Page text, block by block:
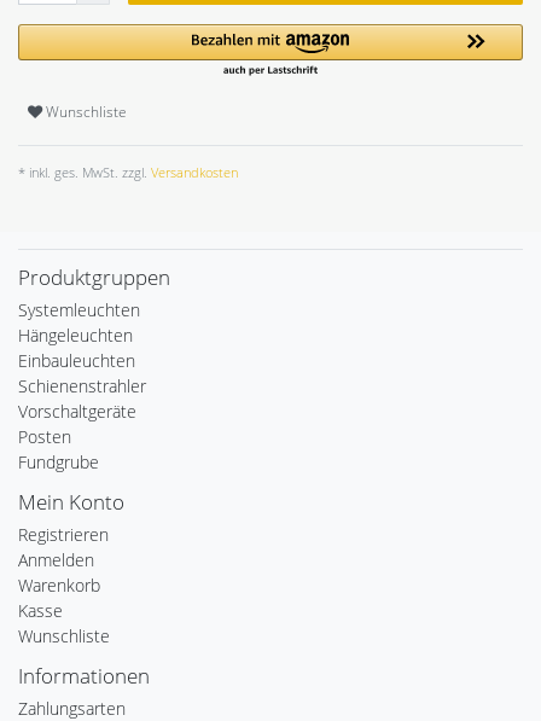
Wunschliste
* inkl. ges. MwSt. zzgl. Versandkosten
Produktgruppen
Systemleuchten
Hängeleuchten
Einbauleuchten
Schienenstrahler
Vorschaltgeräte
Posten
Fundgrube
Mein Konto
Registrieren
Anmelden
Warenkorb
Kasse
Wunschliste
Informationen
Zahlungsarten